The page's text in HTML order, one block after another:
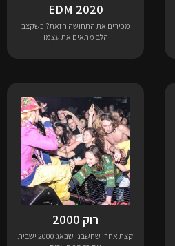
EDM 2020
מכירים את התחושה הזאת? כשקצב
הלב מתאים את עצמו
רוק 2000
קצת אחרי שחשבנו שבאג 2000 ישבית